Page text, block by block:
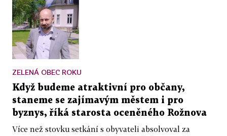
ZELENÁ OBEC ROKU
Když budeme atraktivní pro občany,
staneme se zajímavým městem i pro
byznys, říká starosta oceněného Rožnova
Více než stovku setkání s obyvateli absolvoval za